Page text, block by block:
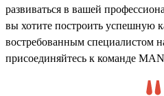
развиваться в вашей
вы хотите построить успешную
востребованным специалистом
присоединяйтесь к команде